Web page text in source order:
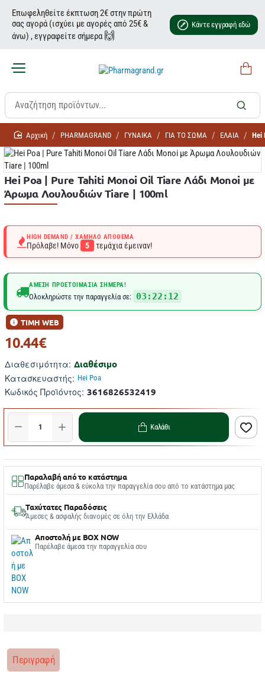
Επωφεληθείτε έκπτωση 2€ στην πρώτη
σας αγορά (ισχύει με αγορές από 25€ &
άνω) , εγγραφείτε σήμερα 🙌
Κάντε εγγραφή εδώ
homePHARMAGRAND ΓΥΝΑΙΚΑ ΓΙΑ ΤΟ ΣΩΜΑ ΕΛΑΙΑ Hei
Hei Poa | Pure Tahiti Monoi Oil Tiare Λάδι Monoi με
Άρωμα Λουλουδιών Tiare | 100ml
HIGH DEMAND / ΧΑΜΗΛΌ ΑΠΌΘΕΜΑ
Πρόλαβε! Μόνο 5 τεμάχια έμειναν!
ΆΜΕΣΗ ΠΡΟΕΤΟΙΜΑΣΊΑ ΣΉΜΕΡΑ!
Ολοκληρώστε την παραγγελία σε: 03:22:11
Διαθεσιμότητα: Διαθέσιμο
Κατασκευαστής: Hei Poa
Κωδικός Προϊόντος: 3616826532419
ΤΙΜΗ WEB
10.44€
Καλάθι
Παραλαβή από το κατάστημα
Παρέλαβε άμεσα & εύκολα την παραγγελία σου από το κατάστημα μας
Ταχύτατες Παραδόσεις
Άμεσες & ασφαλής διανομές σε όλη την Ελλάδα
Αποστολή με BOX NOW
Παρέλαβε άμεσα την παραγγελία σου
Περιγραφή